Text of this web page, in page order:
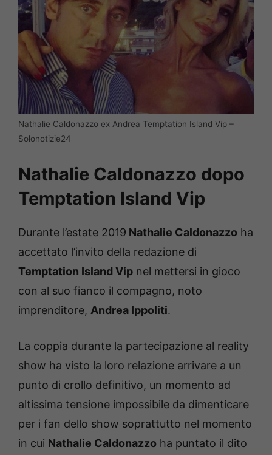
Nathalie Caldonazzo ex Andrea Temptation Island Vip –
Solonotizie24
Nathalie Caldonazzo dopo
Temptation Island Vip
Durante l’estate 2019 Nathalie Caldonazzo ha
accettato l’invito della redazione di
Temptation Island Vip nel mettersi in gioco
con al suo fianco il compagno, noto
imprenditore, Andrea Ippoliti.
La coppia durante la partecipazione al reality
show ha visto la loro relazione arrivare a un
punto di crollo definitivo, un momento ad
altissima tensione impossibile da dimenticare
per i fan dello show soprattutto nel momento
in cui Nathalie Caldonazzo ha puntato il dito